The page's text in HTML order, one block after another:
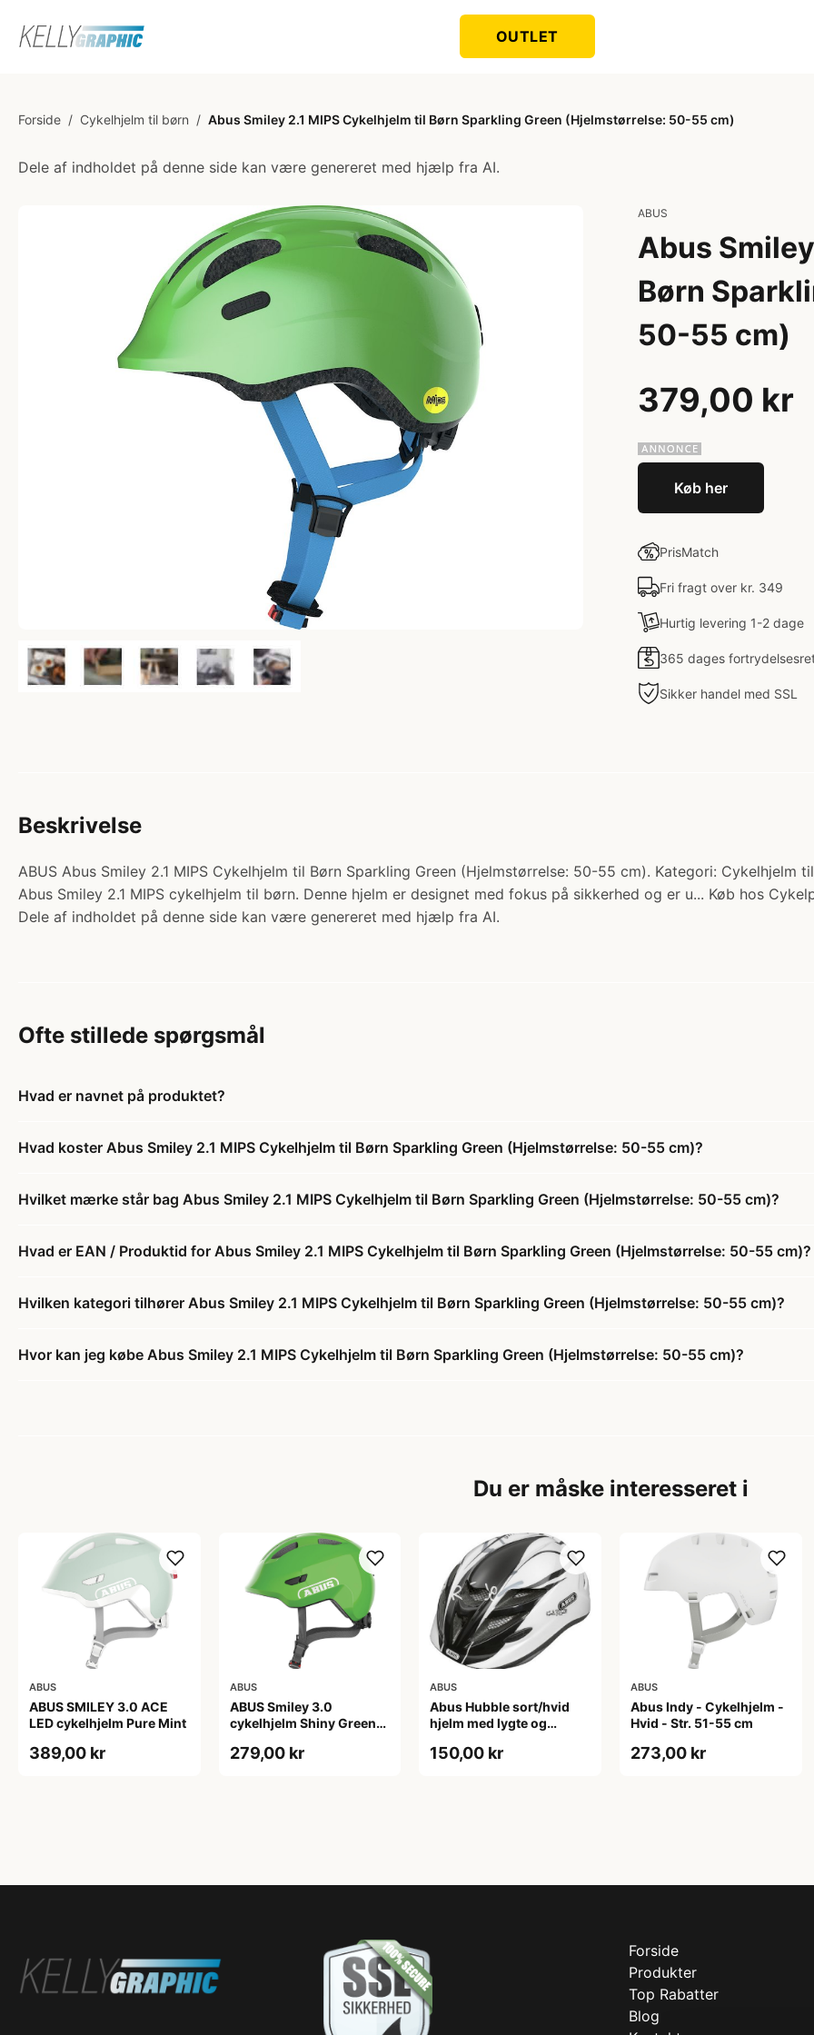
OUTLET
Forside / Cykelhjelm til børn / Abus Smiley 2.1 MIPS Cykelhjelm til Børn Sparkling Green (Hjelmstørrelse: 50-55 cm)
Dele af indholdet på denne side kan være genereret med hjælp fra AI.
ABUS
Abus
Børn
50-55 cm)
379,00 kr
Køb her
PrisMatch
Fri fragt over kr. 349
Hurtig levering 1-2 dage
365 dages
Sikker handel med SSL
Beskrivelse
ABUS Abus Smiley 2.1 MIPS Cykelhjelm til Børn Sparkling Green (Hjelmstørrelse: 50-55 cm). Kategori:
Abus Smiley 2.1 MIPS cykelhjelm til børn. Denne hjelm er designet med fokus på sikkerhed og er u... Køb hos
Dele af indholdet på denne side kan være genereret med hjælp fra AI.
Ofte stillede spørgsmål
Hvad er navnet på produktet?
Hvad koster Abus Smiley 2.1 MIPS Cykelhjelm til Børn Sparkling Green (Hjelmstørrelse: 50-55 cm)?
Hvilket mærke står bag Abus Smiley 2.1 MIPS Cykelhjelm til Børn Sparkling Green (Hjelmstørrelse: 50-55 cm)?
Hvad er EAN / Produktid for Abus Smiley 2.1 MIPS Cykelhjelm til Børn Sparkling Green (Hjelmstørrelse: 50-55 cm)?
Hvilken kategori tilhører Abus Smiley 2.1 MIPS Cykelhjelm til Børn Sparkling Green (Hjelmstørrelse: 50-55 cm)?
Hvor kan jeg købe Abus Smiley 2.1 MIPS Cykelhjelm til Børn Sparkling Green (Hjelmstørrelse: 50-55 cm)?
Du er måske interesseret i
ABUS
ABUS SMILEY 3.0 ACE
LED cykelhjelm Pure Mint
389,00 kr
ABUS
ABUS Smiley 3.0
cykelhjelm Shiny Green
cm)
279,00 kr
ABUS
Abus Hubble sort/hvid
hjelm med lygte og
(Hjelmstørrelse: 46-52
150,00 kr
ABUS
Abus Indy - Cykelhjelm -
Hvid - Str. 51-55 cm
273,00 kr
Forside
Produkter
Top Rabatter
Blog